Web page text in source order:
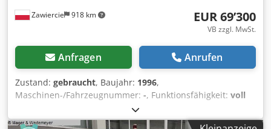
Zawiercie 918 km EUR 69’300
VB zzgl. MwSt.
Anfragen Anrufen
Zustand: gebraucht, Baujahr: 1996,
Maschinen-/Fahrzeugnummer: -, Funktionsfähigkeit: voll
, Betriebsstunden:
Eingangsspannung:400 V, Eingangsstrom:120 A,